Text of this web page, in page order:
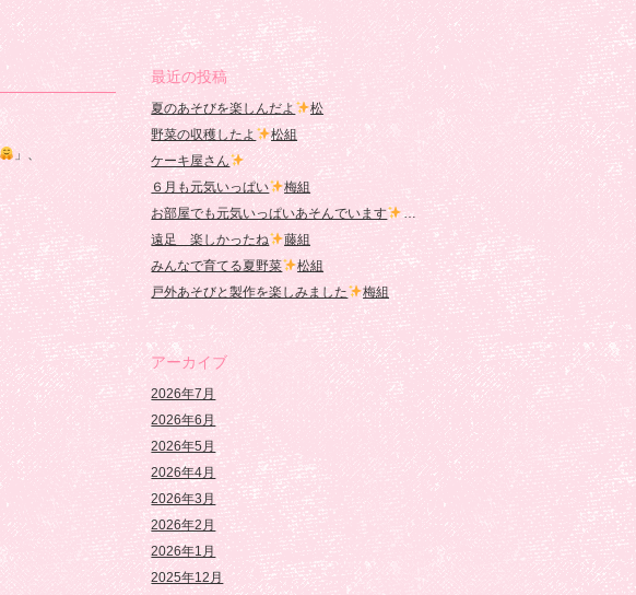
」、
最近の投稿
夏のあそびを楽しんだよ
松
野菜の収穫したよ
松組
ケーキ屋さん
６月も元気いっぱい
梅組
お部屋でも元気いっぱいあそんでいます
桜組
遠足 楽しかったね
藤組
みんなで育てる夏野菜
松組
戸外あそびと製作を楽しみました
梅組
アーカイブ
2026年7月
2026年6月
2026年5月
2026年4月
2026年3月
2026年2月
2026年1月
2025年12月